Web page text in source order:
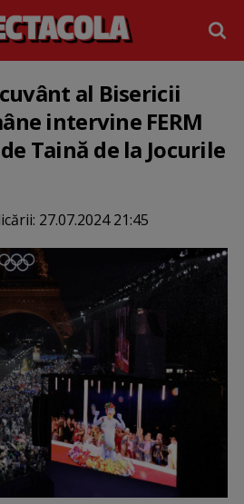
al Bisericii
intervine FERM
Taină de la Jocurile
27.07.2024 21:45